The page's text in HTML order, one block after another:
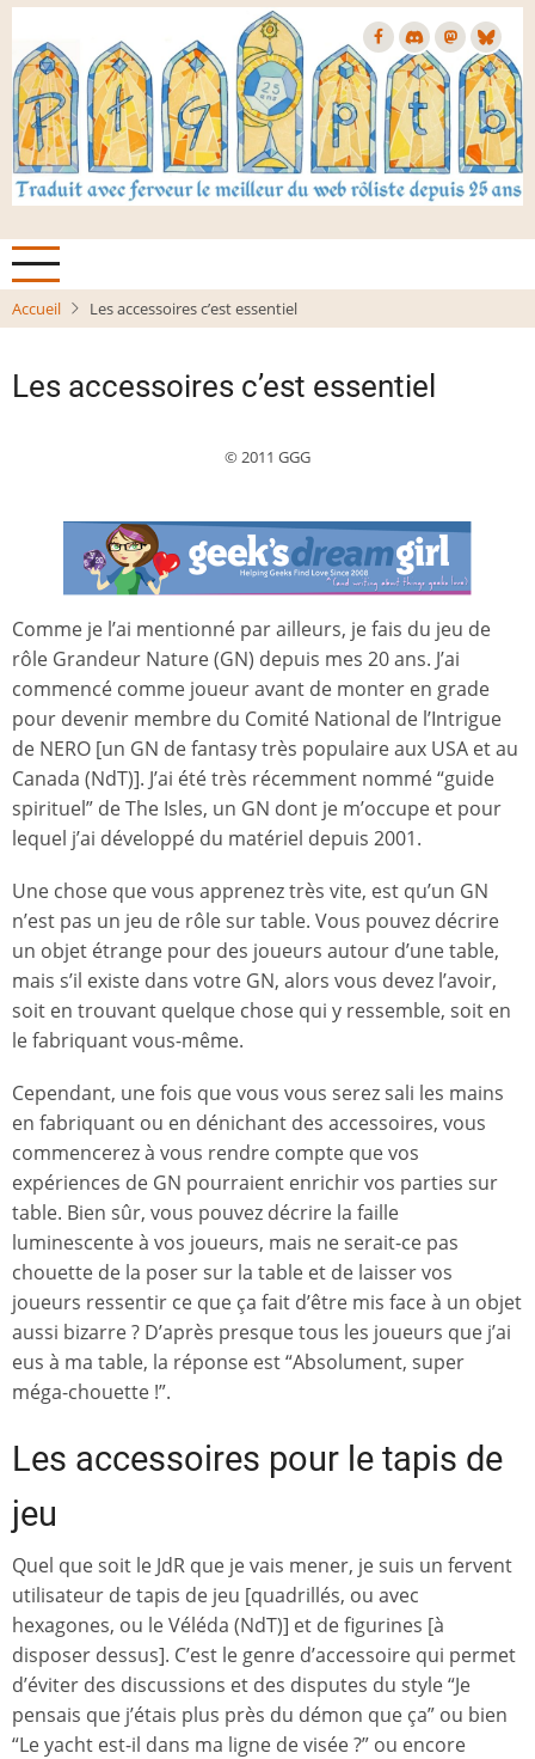
Aller
contenu
principal
Accueil Les accessoires c’est essentiel
Les accessoires c’est essentiel
© 2011 GGG
Comme je l’ai mentionné par ailleurs, je fais du jeu de
rôle Grandeur Nature (GN) depuis mes 20 ans. J’ai
commencé comme joueur avant de monter en grade
pour devenir membre du Comité National de l’Intrigue
de NERO [un GN de fantasy très populaire aux USA et au
Canada (NdT)]. J’ai été très récemment nommé “guide
spirituel” de The Isles, un GN dont je m’occupe et pour
lequel j’ai développé du matériel depuis 2001.
Une chose que vous apprenez très vite, est qu’un GN
n’est pas un jeu de rôle sur table. Vous pouvez décrire
un objet étrange pour des joueurs autour d’une table,
mais s’il existe dans votre GN, alors vous devez l’avoir,
soit en trouvant quelque chose qui y ressemble, soit en
le fabriquant vous-même.
Cependant, une fois que vous vous serez sali les mains
en fabriquant ou en dénichant des accessoires, vous
commencerez à vous rendre compte que vos
expériences de GN pourraient enrichir vos parties sur
table. Bien sûr, vous pouvez décrire la faille
luminescente à vos joueurs, mais ne serait-ce pas
chouette de la poser sur la table et de laisser vos
joueurs ressentir ce que ça fait d’être mis face à un objet
aussi bizarre ? D’après presque tous les joueurs que j’ai
eus à ma table, la réponse est “Absolument, super
méga-chouette !”.
Les accessoires pour le tapis de
jeu
Quel que soit le JdR que je vais mener, je suis un fervent
utilisateur de tapis de jeu [quadrillés, ou avec
hexagones, ou le Véléda (NdT)] et de figurines [à
disposer dessus]. C’est le genre d’accessoire qui permet
d’éviter des discussions et des disputes du style “Je
pensais que j’étais plus près du démon que ça” ou bien
“Le yacht est-il dans ma ligne de visée ?” ou encore